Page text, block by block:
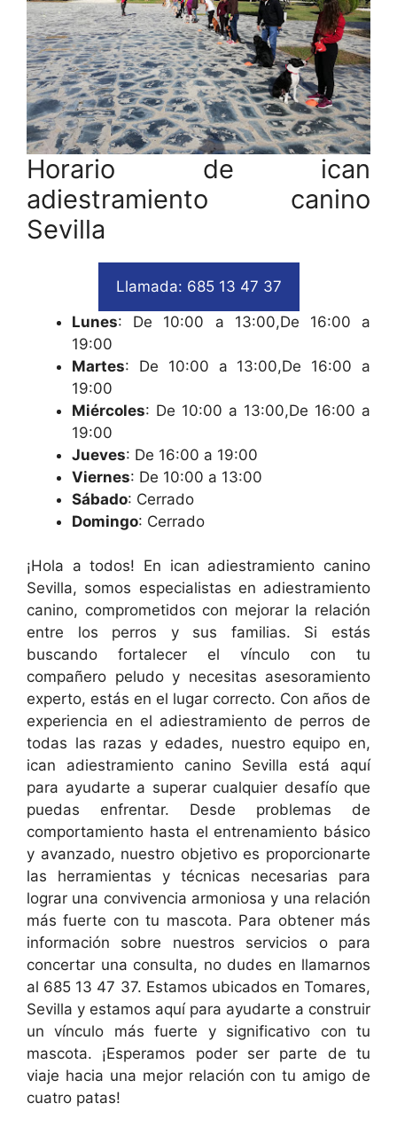
Horario de ican
adiestramiento canino
Sevilla
Llamada: 685 13 47 37
Lunes: De 10:00 a 13:00,De 16:00 a
19:00
Martes: De 10:00 a 13:00,De 16:00 a
19:00
Miércoles: De 10:00 a 13:00,De 16:00 a
19:00
Jueves: De 16:00 a 19:00
Viernes: De 10:00 a 13:00
Sábado: Cerrado
Domingo: Cerrado
¡Hola a todos! En ican adiestramiento canino
Sevilla, somos especialistas en adiestramiento
canino, comprometidos con mejorar la relación
entre los perros y sus familias. Si estás
buscando fortalecer el vínculo con tu
compañero peludo y necesitas asesoramiento
experto, estás en el lugar correcto. Con años de
experiencia en el adiestramiento de perros de
todas las razas y edades, nuestro equipo en,
ican adiestramiento canino Sevilla está aquí
para ayudarte a superar cualquier desafío que
puedas enfrentar. Desde problemas de
comportamiento hasta el entrenamiento básico
y avanzado, nuestro objetivo es proporcionarte
las herramientas y técnicas necesarias para
lograr una convivencia armoniosa y una relación
más fuerte con tu mascota. Para obtener más
información sobre nuestros servicios o para
concertar una consulta, no dudes en llamarnos
al 685 13 47 37. Estamos ubicados en Tomares,
Sevilla y estamos aquí para ayudarte a construir
un vínculo más fuerte y significativo con tu
mascota. ¡Esperamos poder ser parte de tu
viaje hacia una mejor relación con tu amigo de
cuatro patas!